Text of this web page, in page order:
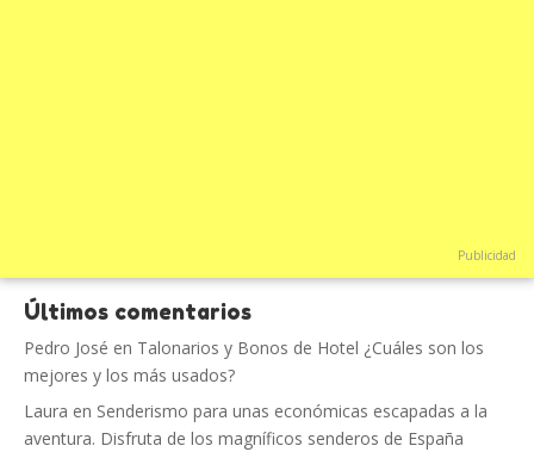
Publicidad
Últimos comentarios
Pedro José en Talonarios y Bonos de Hotel ¿Cuáles son los
mejores y los más usados?
Laura en Senderismo para unas económicas escapadas a la
aventura. Disfruta de los magníficos senderos de España